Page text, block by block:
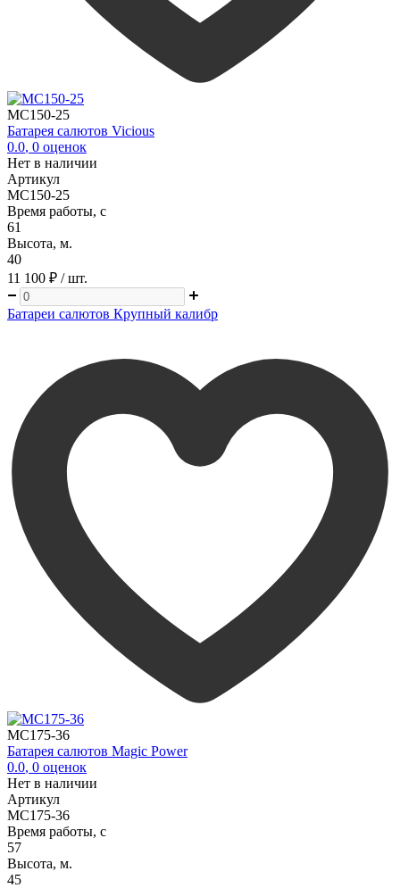
MC150-25
Батарея салютов Vicious
0.0, 0 оценок
Нет в наличии
Артикул
MC150-25
Время работы, с
61
Высота, м.
40
11 100 ₽ / шт.
Батареи салютов Крупный калибр
MC175-36
Батарея салютов Magic Power
0.0, 0 оценок
Нет в наличии
Артикул
MC175-36
Время работы, с
57
Высота, м.
45